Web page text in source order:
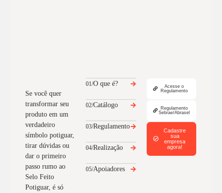
Se você quer
transformar seu
produto em um
verdadeiro
símbolo potiguar,
tirar dúvidas ou
dar o primeiro
passo rumo ao
Selo Feito
Potiguar, é só
01/O que é?
02/Catálogo
03/Regulamento
04/Realização
05/Apoiadores
Acesse o
Regulamento
Regulamento
Sebrae/Abrasel
Cadastre
sua
empresa
agora!